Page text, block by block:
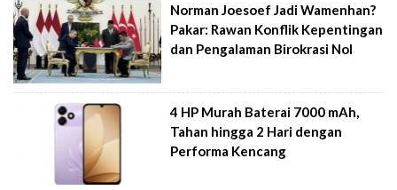
Norman Joesoef Jadi Wamenhan?
Pakar: Rawan Konflik Kepentingan
dan Pengalaman Birokrasi Nol
4 HP Murah Baterai 7000 mAh,
Tahan hingga 2 Hari dengan
Performa Kencang